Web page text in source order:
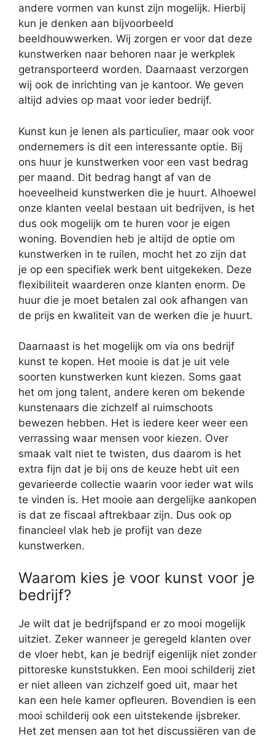
andere vormen van kunst zijn mogelijk. Hierbij
kun je denken aan bijvoorbeeld
beeldhouwwerken. Wij zorgen er voor dat deze
kunstwerken naar behoren naar je werkplek
getransporteerd worden. Daarnaast verzorgen
wij ook de inrichting van je kantoor. We geven
altijd advies op maat voor ieder bedrijf.
Kunst kun je lenen als particulier, maar ook voor
ondernemers is dit een interessante optie. Bij
ons huur je kunstwerken voor een vast bedrag
per maand. Dit bedrag hangt af van de
hoeveelheid kunstwerken die je huurt. Alhoewel
onze klanten veelal bestaan uit bedrijven, is het
dus ook mogelijk om te huren voor je eigen
woning. Bovendien heb je altijd de optie om
kunstwerken in te ruilen, mocht het zo zijn dat
je op een specifiek werk bent uitgekeken. Deze
flexibiliteit waarderen onze klanten enorm. De
huur die je moet betalen zal ook afhangen van
de prijs en kwaliteit van de werken die je huurt.
Daarnaast is het mogelijk om via ons bedrijf
kunst te kopen. Het mooie is dat je uit vele
soorten kunstwerken kunt kiezen. Soms gaat
het om jong talent, andere keren om bekende
kunstenaars die zichzelf al ruimschoots
bewezen hebben. Het is iedere keer weer een
verrassing waar mensen voor kiezen. Over
smaak valt niet te twisten, dus daarom is het
extra fijn dat je bij ons de keuze hebt uit een
gevarieerde collectie waarin voor ieder wat wils
te vinden is. Het mooie aan dergelijke aankopen
is dat ze fiscaal aftrekbaar zijn. Dus ook op
financieel vlak heb je profijt van deze
kunstwerken.
Waarom kies je voor kunst voor je
bedrijf?
Je wilt dat je bedrijfspand er zo mooi mogelijk
uitziet. Zeker wanneer je geregeld klanten over
de vloer hebt, kan je bedrijf eigenlijk niet zonder
pittoreske kunststukken. Een mooi schilderij ziet
er niet alleen van zichzelf goed uit, maar het
kan een hele kamer opfleuren. Bovendien is een
mooi schilderij ook een uitstekende ijsbreker.
Het zet mensen aan tot het discussiëren van de